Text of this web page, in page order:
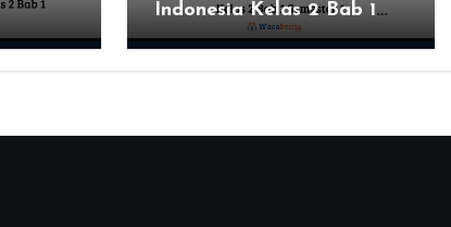
Indonesia Kelas 2 Bab 1
Semester 1